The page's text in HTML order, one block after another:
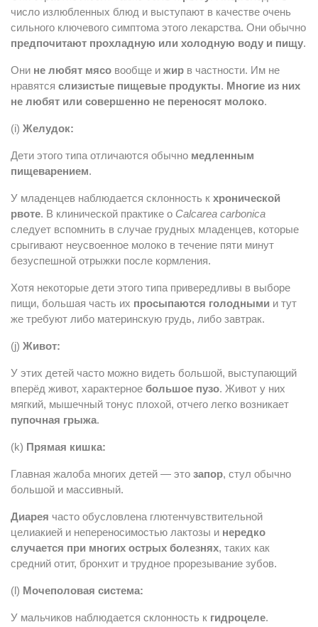
число излюбленных блюд и выступают в качестве очень
сильного ключевого симптома этого лекарства. Они обычно
предпочитают прохладную или холодную воду и пищу.
Они не любят мясо вообще и жир в частности. Им не
нравятся слизистые пищевые продукты. Многие из них
не любят или совершенно не переносят молоко.
(i) Желудок:
Дети этого типа отличаются обычно медленным
пищеварением.
У младенцев наблюдается склонность к хронической
рвоте. В клинической практике о Calcarea carbonica
следует вспомнить в случае грудных младенцев, которые
срыгивают неусвоенное молоко в течение пяти минут
безуспешной отрыжки после кормления.
Хотя некоторые дети этого типа привередливы в выборе
пищи, большая часть их просыпаются голодными и тут
же требуют либо материнскую грудь, либо завтрак.
(j) Живот:
У этих детей часто можно видеть большой, выступающий
вперёд живот, характерное большое пузо. Живот у них
мягкий, мышечный тонус плохой, отчего легко возникает
пупочная грыжа.
(k) Прямая кишка:
Главная жалоба многих детей — это запор, стул обычно
большой и массивный.
Диарея часто обусловлена глютенчувствительной
целиакией и непереносимостью лактозы и нередко
случается при многих острых болезнях, таких как
средний отит, бронхит и трудное прорезывание зубов.
(l) Мочеполовая система:
У мальчиков наблюдается склонность к гидроцеле.